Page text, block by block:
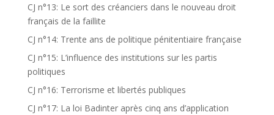
CJ n°13: Le sort des créanciers dans le nouveau droit
français de la faillite
CJ n°14: Trente ans de politique pénitentiaire française
CJ n°15: L’influence des institutions sur les partis
politiques
CJ n°16: Terrorisme et libertés publiques
CJ n°17: La loi Badinter après cinq ans d’application